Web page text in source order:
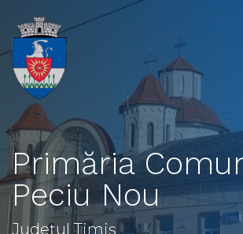
Primăria
Peciu Nou
Județul Timiș